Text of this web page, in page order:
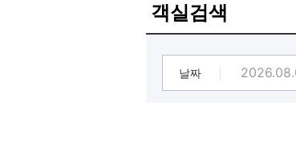
객실검색
날짜